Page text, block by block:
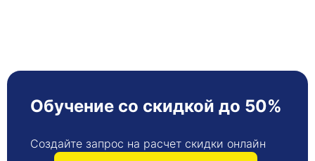
Обучение со скидкой до 50%
Создайте запрос на расчет скидки онлайн